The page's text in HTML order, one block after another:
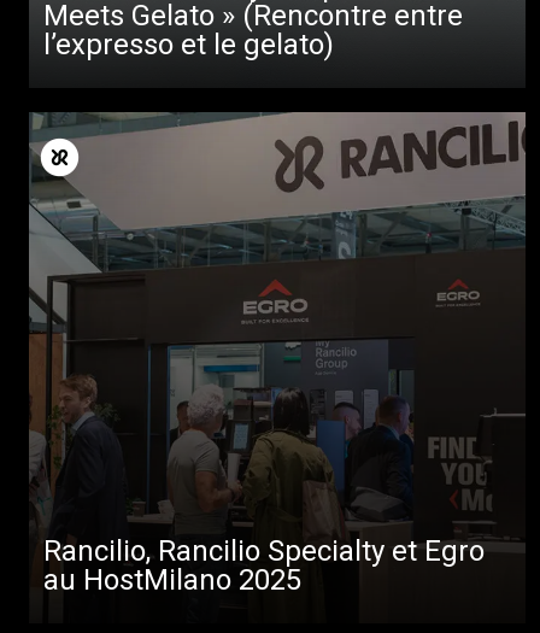
Meets Gelato » (Rencontre entre
l’expresso et le gelato)
Rancilio, Rancilio Specialty et Egro
au HostMilano 2025